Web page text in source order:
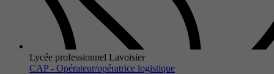
Lycée professionnel Lavoisier
CAP - Opérateur/opératrice logistique